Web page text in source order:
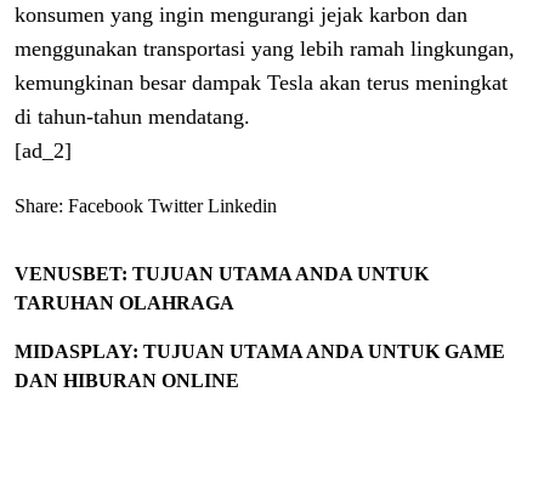
konsumen yang ingin mengurangi jejak karbon dan
menggunakan transportasi yang lebih ramah lingkungan,
kemungkinan besar dampak Tesla akan terus meningkat
di tahun-tahun mendatang.
[ad_2]
Share: Facebook Twitter Linkedin
VENUSBET: TUJUAN UTAMA ANDA UNTUK
TARUHAN OLAHRAGA
MIDASPLAY: TUJUAN UTAMA ANDA UNTUK GAME
DAN HIBURAN ONLINE